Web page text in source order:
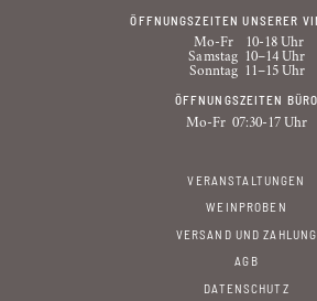
ÖFFNUNGSZEITEN UNSERER
Mo-Fr
10-18 Uhr
Samstag
10–14 Uhr
Sonntag
11–15 Uhr
ÖFFNUNGSZEITEN BÜRO
Mo-Fr 07:30-17 Uhr
VERANSTALTUNGEN
WEINPROBEN
VERSAND UND ZAHLUNG
AGB
DATENSCHUTZ